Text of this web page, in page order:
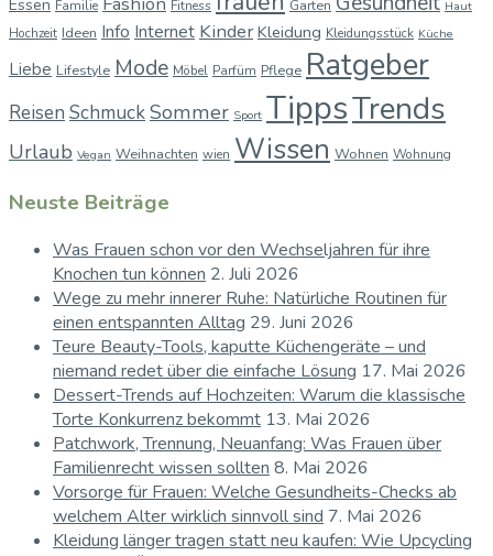
Essen Familie Fitness Garten Haut
Hochzeit Ideen Info Internet Kinder Kleidung Kleidungsstück Küche
Liebe Lifestyle Mode Möbel Parfüm Pflege Ratgeber
Reisen SchmuckSommer Sport TippsTrends
Urlaub Vegan Weihnachten wien Wissen Wohnen Wohnung
Neuste Beiträge
Was Frauen schon vor den Wechseljahren für ihre
Knochen tun können 2. Juli 2026
Wege zu mehr innerer Ruhe: Natürliche Routinen für
einen entspannten Alltag 29. Juni 2026
Teure Beauty-Tools, kaputte Küchengeräte – und
niemand redet über die einfache Lösung 17. Mai 2026
Dessert-Trends auf Hochzeiten: Warum die klassische
Torte Konkurrenz bekommt 13. Mai 2026
Patchwork, Trennung, Neuanfang: Was Frauen über
Familienrecht wissen sollten 8. Mai 2026
Vorsorge für Frauen: Welche Gesundheits-Checks ab
welchem Alter wirklich sinnvoll sind 7. Mai 2026
Kleidung länger tragen statt neu kaufen: Wie Upcycling